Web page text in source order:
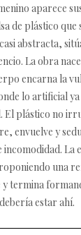
aparece
de plástico que
abstracta,
La obra
encarna la
lo artificial ya
El plástico no
envuelve y
La
una
y termina
estar ahí.